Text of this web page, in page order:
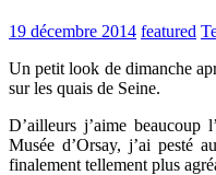
19 décembre 2014 featured
Un petit look de dimanche
sur les quais de Seine.
D’ailleurs j’aime beaucoup
Musée d’Orsay, j’ai pesté
finalement tellement plus